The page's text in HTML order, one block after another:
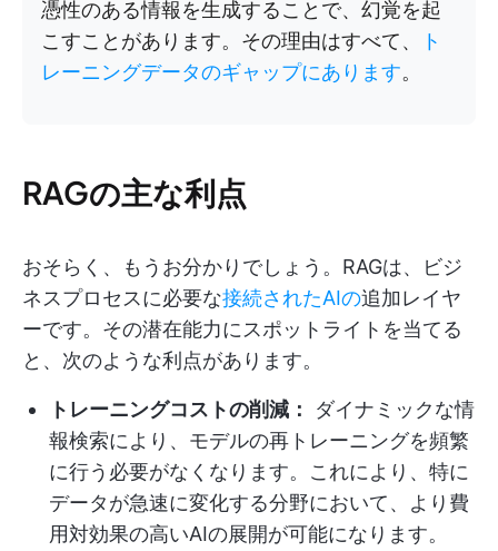
憑性のある情報を生成することで、幻覚を起
こすことがあります。その理由はすべて、
ト
レーニングデータのギャップにあります。
RAGの主な利点
おそらく、もうお分かりでしょう。RAGは、ビジ
ネスプロセスに必要な接続されたAIの追加レイヤ
ーです。その潜在能力にスポットライトを当てる
と、次のような利点があります。
トレーニングコストの削減：
ダイナミックな情
報検索により、モデルの再トレーニングを頻繁
に行う必要がなくなります。これにより、特に
データが急速に変化する分野において、より費
用対効果の高いAIの展開が可能になります。